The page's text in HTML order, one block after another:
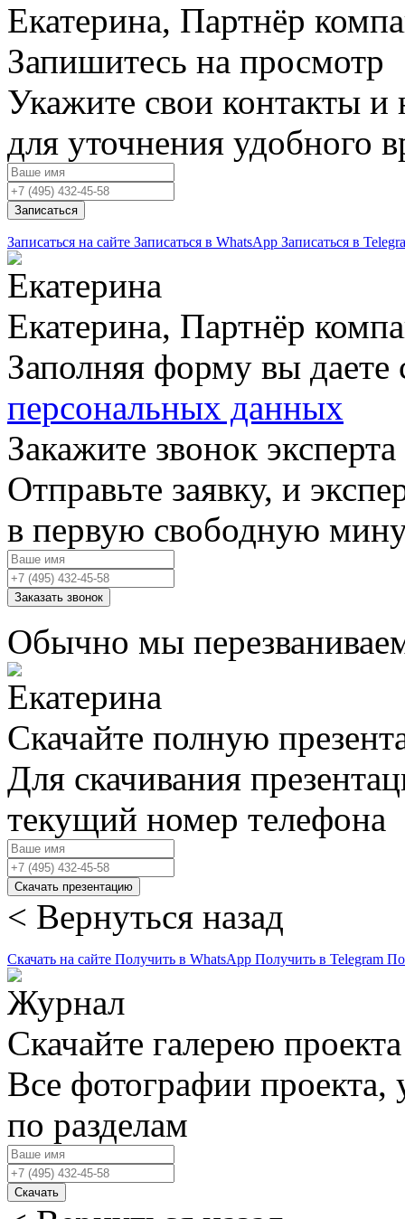
Екатерина, Партнёр
Запишитесь на просмотр
Укажите свои контакты и
для уточнения удобного
Записаться
Записаться на сайте Записаться в WhatsApp Записаться в
Екатерина, Партнёр
Заполняя форму вы даете
персональных данных
Закажите звонок эксперта
Отправьте заявку, и
в первую свободную
Заказать звонок
Обычно мы
Скачайте полную
Для скачивания
текущий номер телефона
Скачать презентацию
< Вернуться назад
Скачать на сайте Получить в WhatsApp Получить в Telegram
Скачайте галерею
Все фотографии проекта,
по разделам
Скачать